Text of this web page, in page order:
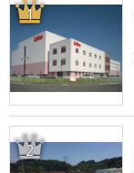
1
2